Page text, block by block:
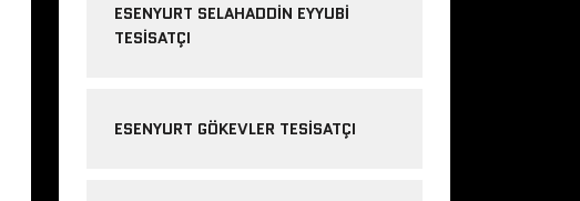
ESENYURT SELAHADDIN EYYUBI
TESISATÇI
ESENYURT GÖKEVLER TESISATÇI